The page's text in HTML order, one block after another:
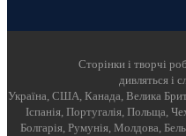
Cторінки і творчі
дивляться і
Україна, США, Канада, Велика
Іспанія, Португалія, Польща,
Болгарія, Румунія, Молдова,